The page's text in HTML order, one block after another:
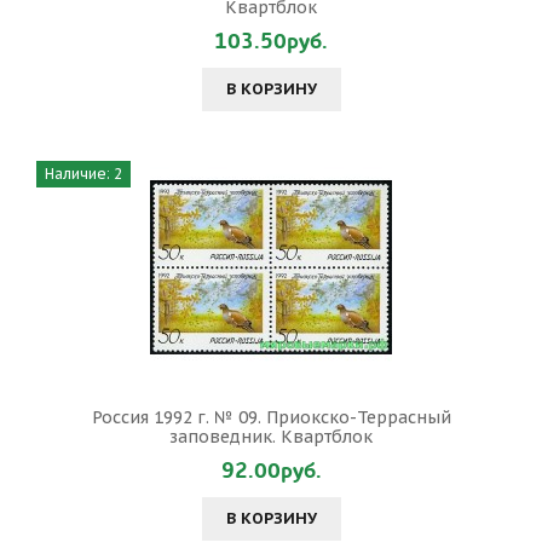
Квартблок
103.50руб.
В КОРЗИНУ
Наличие: 2
Россия 1992 г. № 09. Приокско-Террасный
заповедник. Квартблок
92.00руб.
В КОРЗИНУ